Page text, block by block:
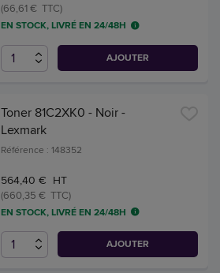
(66,61 € TTC)
EN STOCK, LIVRÉ EN 24/48H
AJOUTER
Toner 81C2XK0 - Noir -
Lexmark
Référence : 148352
564,40 € HT
(660,35 € TTC)
EN STOCK, LIVRÉ EN 24/48H
AJOUTER